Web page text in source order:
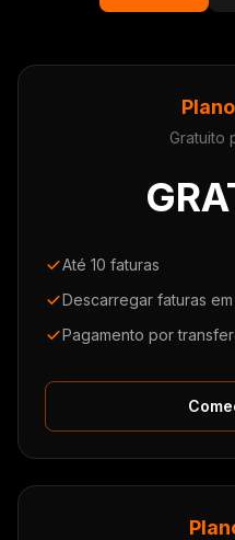
Gratuito
Até 10 faturas
Descarregar faturas em
Pagamento por